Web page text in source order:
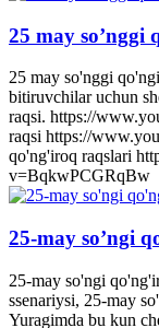
25 may so’nggi
25 may so'nggi
bitiruvchilar uchun
raqsi. https://
raqsi https://
qo'ng'iroq raqslari
v=BqkwPCGRqBw
25-may so’ngi
25-may so'ngi
ssenariysi, 25-may
Yuragimda bu kun